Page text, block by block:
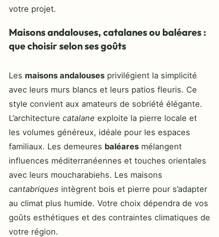
votre projet.
Maisons andalouses, catalanes ou baléares :
que choisir selon ses goûts
Les maisons andalouses privilégient la simplicité
avec leurs murs blancs et leurs patios fleuris. Ce
style convient aux amateurs de sobriété élégante.
L’architecture catalane exploite la pierre locale et
les volumes généreux, idéale pour les espaces
familiaux. Les demeures baléares mélangent
influences méditerranéennes et touches orientales
avec leurs moucharabiehs. Les maisons
cantabriques intègrent bois et pierre pour s’adapter
au climat plus humide. Votre choix dépendra de vos
goûts esthétiques et des contraintes climatiques de
votre région.